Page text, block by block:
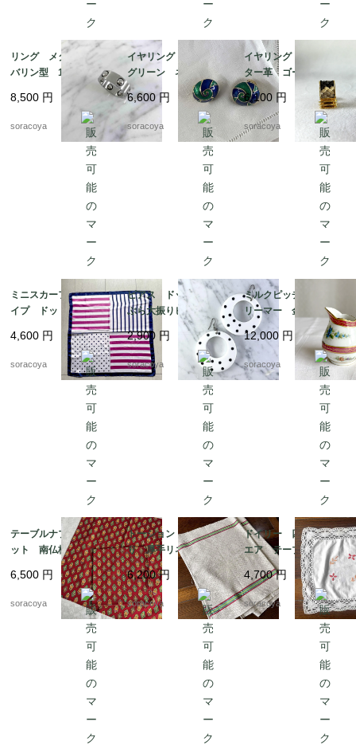
リング メタル タン
バリン型 18号 ファ
ッションリング スカ
ーフリングにも 12acc
8,500 円
soracoya
イヤリング 丸渦巻
グリーン ネイビー
エナメル加工 19ach8
6,600円
soracoya
イヤリング アリゲー
ター革 ゴールドカラ
ー スクウェア型 19
ach8-4
6,100 円
soracoya
ミニスカーフ ストラ
イプ ドット ビビッ
ド ピンク ネイビ
ー 12acdf20
4,600 円
soracoya
ピアス ドット ぶら
ぶら大振りピアス 軽
くて大きいピアス 12
acce5
2,900 円
soracoya
ミルクピッチャー ク
リーマー 金彩格子
花ブーケ手描き クラシ
ックスタイル 19twm
57
12,000 円
soracoya
テーブルナプキン2枚セ
ット 南仏柄 ランチ
ョンマット ヴァルド
ローム ハンカチ ソ
レイアード マルチク
ロス 12cler3
6,500 円
soracoya
トーション バスク織
り 厚手リネン キッ
チンクロス 天然素
材 麻 テーブルマッ
ト 生成りベージュ 1
2cler4
6,200円
soracoya
ドイリー 四角 スク
エア テーブルマッ
ト 花刺繍 12CLda1
9-４
4,700円
soracoya